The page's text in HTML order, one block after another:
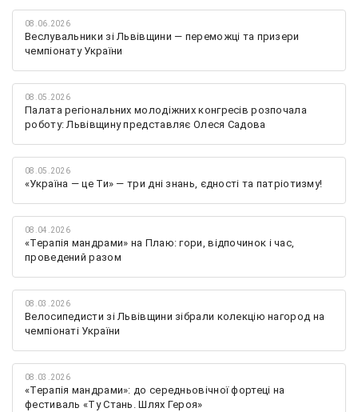
08.06.2026
Веслувальники зі Львівщини — переможці та призери
чемпіонату України
08.05.2026
Палата регіональних молодіжних конгресів розпочала
роботу: Львівщину представляє Олеся Садова
08.05.2026
«Україна — це Ти» — три дні знань, єдності та патріотизму!
08.04.2026
«Терапія мандрами» на Плаю: гори, відпочинок і час,
проведений разом
08.03.2026
Велосипедисти зі Львівщини зібрали колекцію нагород на
чемпіонаті України
08.03.2026
«Терапія мандрами»: до середньовічної фортеці на
фестиваль «Ту Стань. Шлях Героя»